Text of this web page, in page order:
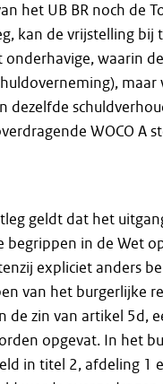
het UB BR noch de
kan de vrijstelling
waarin
dezelfde
WOCO A
geldt dat het
begrippen in de Wet
expliciet anders
van het burgerlijke
de zin van artikel 5d,
opgevat. In het
in titel 2, afdeling 1